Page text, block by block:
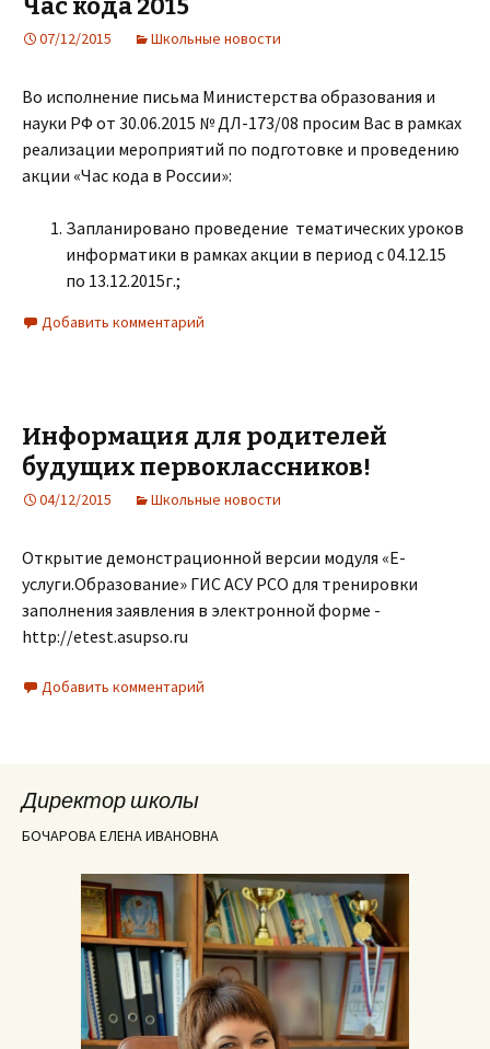
Час кода 2015
07/12/2015 Школьные новости
Во исполнение письма Министерства образования и
науки РФ от 30.06.2015 № ДЛ-173/08 просим Вас в рамках
реализации мероприятий по подготовке и проведению
акции «Час кода в России»:
Запланировано проведение тематических уроков
информатики в рамках акции в период с 04.12.15
по 13.12.2015г.;
Добавить комментарий
Информация для родителей
будущих первоклассников!
04/12/2015 Школьные новости
Открытие демонстрационной версии модуля «Е-
услуги.Образование» ГИС АСУ РСО для тренировки
заполнения заявления в электронной форме -
http://etest.asupso.ru
Добавить комментарий
Директор школы
БОЧАРОВА ЕЛЕНА ИВАНОВНА